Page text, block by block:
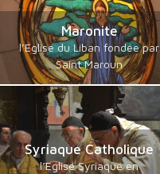
Maronite
l’Eglise du Liban fondée par
Saint Maroun
Syriaque Catholique
l’Eglise Syriaque en